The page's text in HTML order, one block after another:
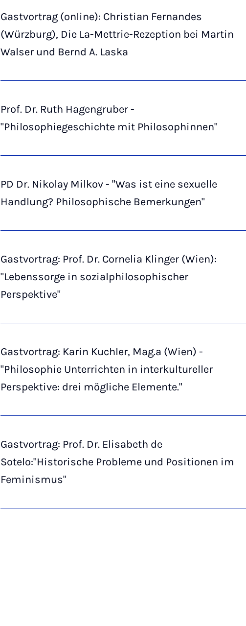
Gastvortrag (online): Christian Fernandes
(Würzburg), Die La-Mettrie-Rezeption bei Martin
Walser und Bernd A. Laska
Prof. Dr. Ruth Hagengruber -
"Philosophiegeschichte mit Philosophinnen"
PD Dr. Nikolay Milkov - "Was ist eine sexuelle
Handlung? Philosophische Bemerkungen"
Gastvortrag: Prof. Dr. Cornelia Klinger (Wien):
"Lebenssorge in sozialphilosophischer
Perspektive"
Gastvortrag: Karin Kuchler, Mag.a (Wien) -
"Philosophie Unterrichten in interkultureller
Perspektive: drei mögliche Elemente."
Gastvortrag: Prof. Dr. Elisabeth de
Sotelo:"Historische Probleme und Positionen im
Feminismus"